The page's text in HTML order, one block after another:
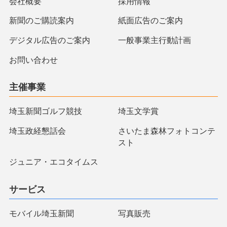
新聞のご購読案内 紙面広告のご案内
デジタル広告のご案内 一般事業主行動計画
お問い合わせ
主催事業
埼玉新聞ゴルフ競技 埼玉文学賞
埼玉政経懇話会
さいたま森林フォトコンテ
スト
ジュニア・エコタイムス
サービス
モバイル埼玉新聞 写真販売